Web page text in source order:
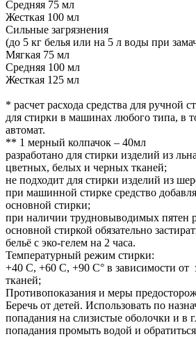
Средняя 75 мл
Жесткая 100 мл
Сильные загрязнения
(до 5 кг белья или на 5 л воды при
Мягкая 75 мл
Средняя 100 мл
Жесткая 125 мл
* расчет расхода средства для ручной
для стирки в машинах любого типа, в
автомат.
** 1 мерный колпачок – 40мл
разработано для стирки изделий из
цветных, белых и черных тканей;
не подходит для стирки изделий из
при машинной стирке средство
основной стирки;
при наличии трудновыводимых пятен
основной стиркой обязательно
бельё с эко-гелем на 2 часа.
Температурный режим стирки:
+40 С, +60 С, +90 С° в зависимости от
тканей;
Противопоказания и меры
Беречь от детей. Использовать по
попадания на слизистые оболочки и в
попадания промыть водой и обратиться